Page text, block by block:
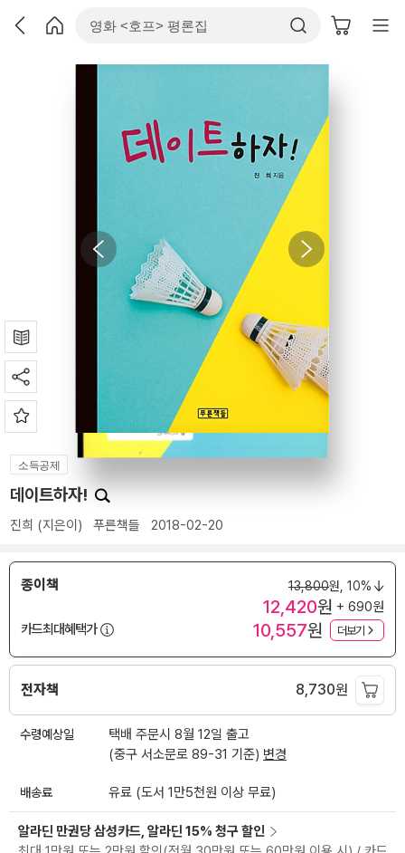
소득공제
데이트하자!
진희 (지은이) 푸른책들 2018-02-20
종이책 13,800원, 10%
12,420원 + 690원
카드최대혜택가
10,557원 더보기
전자책 8,730원
수령예상일
택배 주문시 8월 12일 출고
(중구 서소문로 89-31 기준) 변경
배송료 유료 (도서 1만5천원 이상 무료)
알라딘 만권당 삼성카드, 알라딘 15% 청구 할인